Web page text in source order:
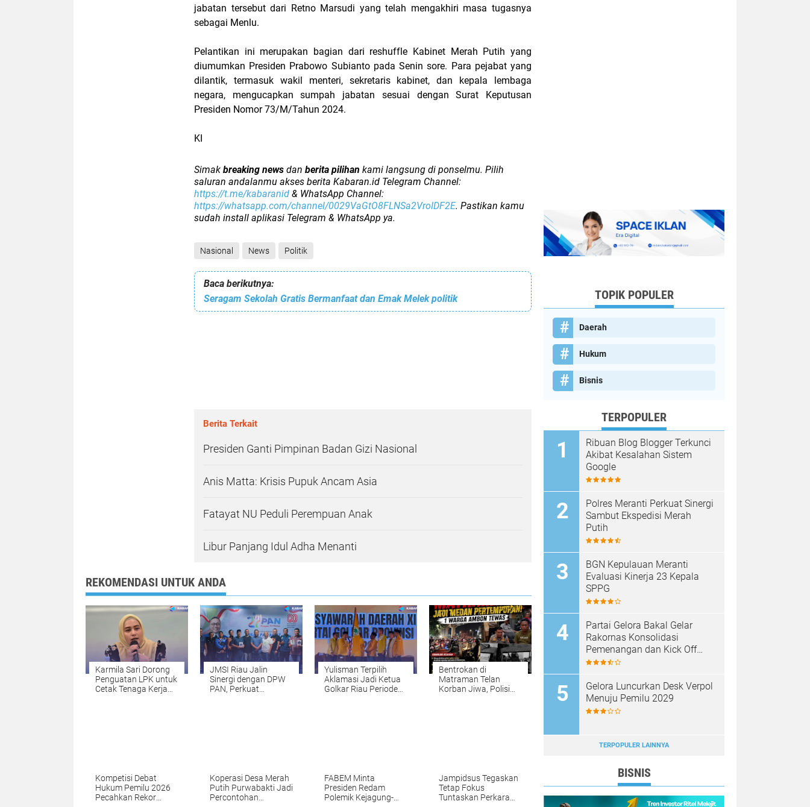
jabatan tersebut dari Retno Marsudi yang telah mengakhiri masa tugasnya
sebagai Menlu.
Pelantikan ini merupakan bagian dari reshuffle Kabinet Merah Putih yang
diumumkan Presiden Prabowo Subianto pada Senin sore. Para pejabat yang
dilantik, termasuk wakil menteri, sekretaris kabinet, dan kepala lembaga
negara, mengucapkan sumpah jabatan sesuai dengan Surat Keputusan
Presiden Nomor 73/M/Tahun 2024.
KI
Simak breaking news dan berita pilihan kami langsung di ponselmu. Pilih
saluran andalanmu akses berita Kabaran.id Telegram Channel:
https://t.me/kabaranid & WhatsApp Channel:
https://whatsapp.com/channel/0029VaGtO8FLNSa2VroIDF2E. Pastikan kamu
sudah install aplikasi Telegram & WhatsApp ya.
Nasional News Politik
Baca berikutnya:
Seragam Sekolah Gratis Bermanfaat dan Emak Melek politik
Berita Terkait
Presiden Ganti Pimpinan Badan Gizi Nasional
Anis Matta: Krisis Pupuk Ancam Asia
Fatayat NU Peduli Perempuan Anak
Libur Panjang Idul Adha Menanti
REKOMENDASI UNTUK ANDA
Karmila Sari Dorong
Penguatan LPK untuk
Cetak Tenaga Kerja
JMSI Riau Jalin
Sinergi dengan DPW
PAN, Perkuat
Yulisman Terpilih
Aklamasi Jadi Ketua
Golkar Riau Periode
Bentrokan di
Matraman Telan
Korban Jiwa, Polisi
Kompetisi Debat
Hukum Pemilu 2026
Pecahkan Rekor
Koperasi Desa Merah
Putih Purwabakti Jadi
Percontohan
FABEM Minta
Presiden Redam
Polemik Kejagung-
Jampidsus Tegaskan
Tetap Fokus
Tuntaskan Perkara
TOPIK POPULER
Daerah
Hukum
Bisnis
TERPOPULER
Ribuan Blog Blogger Terkunci
Akibat Kesalahan Sistem
Google
Polres Meranti Perkuat Sinergi
Sambut Ekspedisi Merah
Putih
BGN Kepulauan Meranti
Evaluasi Kinerja 23 Kepala
SPPG
Partai Gelora Bakal Gelar
Rakornas Konsolidasi
Pemenangan dan Kick Off
Pencalegan
Gelora Luncurkan Desk Verpol
Menuju Pemilu 2029
TERPOPULER LAINNYA
BISNIS